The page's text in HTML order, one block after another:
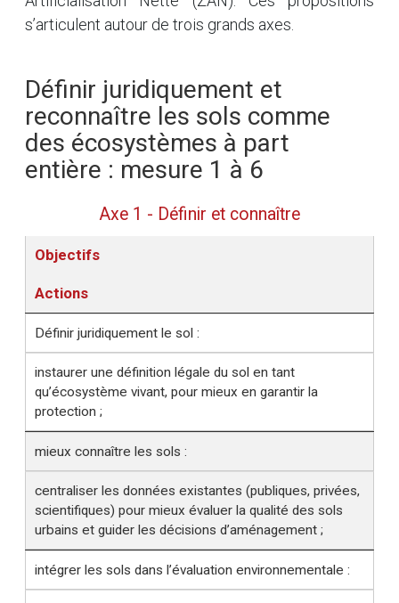
s’articulent autour de trois grands axes.
Définir juridiquement et
reconnaître les sols comme
des écosystèmes à part
entière : mesure 1 à 6
Axe 1 - Définir et connaître
Objectifs
Actions
Définir juridiquement le sol :
instaurer une définition légale du sol en tant
qu’écosystème vivant, pour mieux en garantir la
protection ;
mieux connaître les sols :
centraliser les données existantes (publiques, privées,
scientifiques) pour mieux évaluer la qualité des sols
urbains et guider les décisions d’aménagement ;
intégrer les sols dans l’évaluation environnementale :